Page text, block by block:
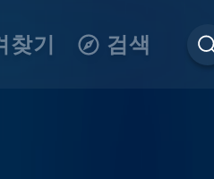
찾기 검색